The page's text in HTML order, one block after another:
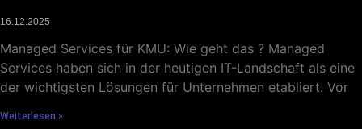
16.12.2025
Managed Services für KMU: Wie geht das ? Managed
Services haben sich in der heutigen IT-Landschaft als eine
der wichtigsten Lösungen für Unternehmen etabliert. Vor
Weiterlesen »